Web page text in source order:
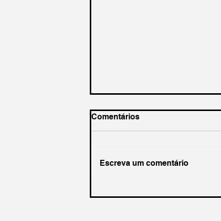
para Executivos C-Level
Comentários
Escreva um comentário